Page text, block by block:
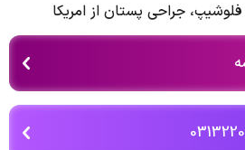
جراحی پستان از امریکا